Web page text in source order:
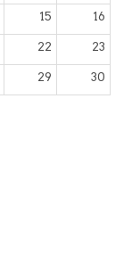
15 16
22 23
29 30